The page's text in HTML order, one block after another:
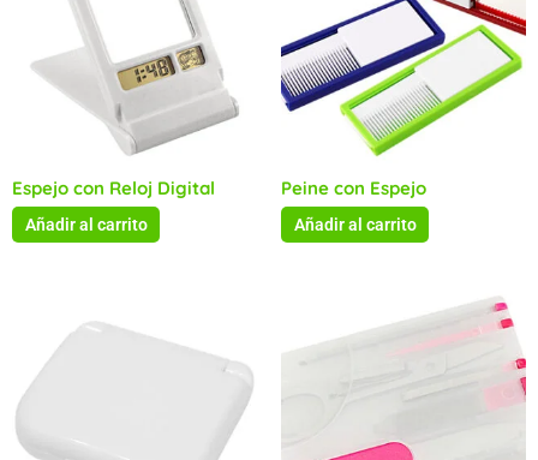
Espejo con Reloj Digital
Añadir al carrito
Peine con Espejo
Añadir al carrito